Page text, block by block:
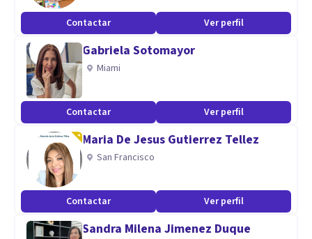
Contactar Ver perfil
Gabriela Sotomayor
Miami
Contactar Ver perfil
Maria De Jesus Gutierrez Tellez
San Francisco
Contactar Ver perfil
Sandra Milena Jimenez Duque